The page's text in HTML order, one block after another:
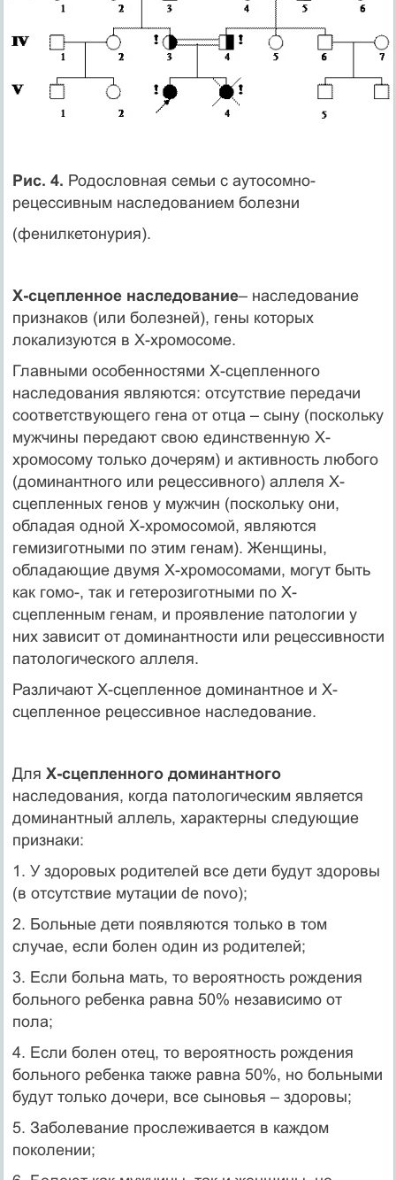
Рис. 4. Родословная семьи с аутосомно-
рецессивным наследованием болезни
(фенилкетонурия).
Х-сцепленное наследование– наследование
признаков (или болезней), гены которых
локализуются в Х-хромосоме.
Главными особенностями Х-сцепленного
наследования являются: отсутствие передачи
соответствующего гена от отца – сыну (поскольку
мужчины передают свою единственную Х-
хромосому только дочерям) и активность любого
(доминантного или рецессивного) аллеля Х-
сцепленных генов у мужчин (поскольку они,
обладая одной Х-хромосомой, являются
гемизиготными по этим генам). Женщины,
обладающие двумя Х-хромосомами, могут быть
как гомо-, так и гетерозиготными по Х-
сцепленным генам, и проявление патологии у
них зависит от доминантности или рецессивности
патологического аллеля.
Различают Х-сцепленное доминантное и Х-
сцепленное рецессивное наследование.
Для Х-сцепленного доминантного
наследования, когда патологическим является
доминантный аллель, характерны следующие
признаки:
1. У здоровых родителей все дети будут здоровы
(в отсутствие мутации de novo);
2. Больные дети появляются только в том
случае, если болен один из родителей;
3. Если больна мать, то вероятность рождения
больного ребенка равна 50% независимо от
пола;
4. Если болен отец, то вероятность рождения
больного ребенка также равна 50%, но больными
будут только дочери, все сыновья – здоровы;
5. Заболевание прослеживается в каждом
поколении;